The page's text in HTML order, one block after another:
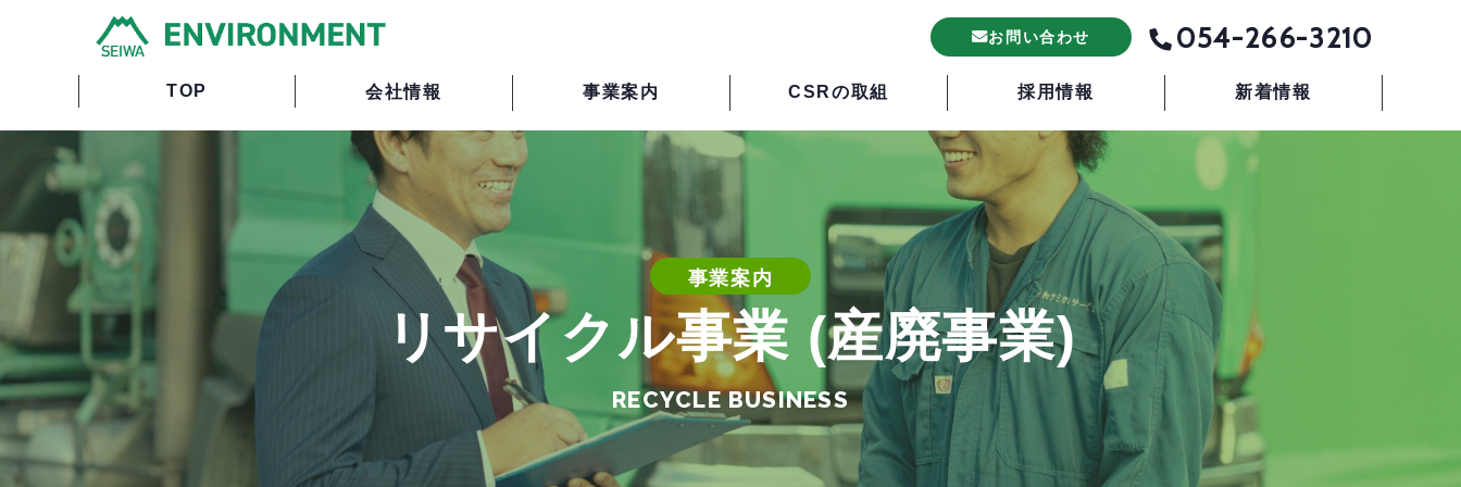
お問い合わせ 054-266-3210
TOP 会社情報 事業案内 CSRの取組 採用情報 新着情報
事業案内
リサイクル事業 (産廃事業)
RECYCLE BUSINESS